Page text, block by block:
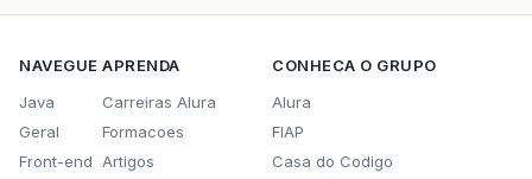
NAVEGUE
Java
Geral
Front-end
APRENDA
Carreiras Alura
Formacoes
Artigos
CONHECA O GRUPO
Alura
FIAP
Casa do Codigo